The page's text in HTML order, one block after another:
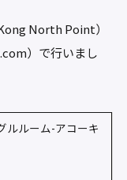
North Point）
）で行いまし
ルルーム-アコーキ